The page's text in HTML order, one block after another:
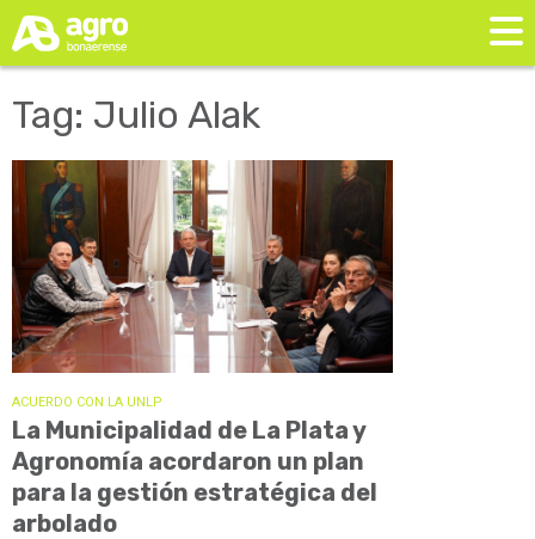
Tag: Julio Alak
ACUERDO CON LA UNLP
La Municipalidad de La Plata y
Agronomía acordaron un plan
para la gestión estratégica del
arbolado